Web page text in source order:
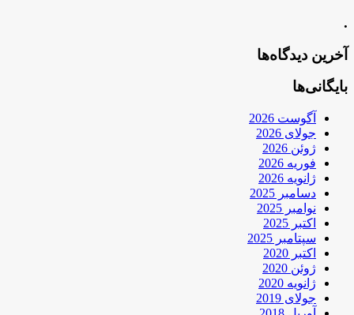
.
آخرین دیدگاه‌ها
بایگانی‌ها
آگوست 2026
جولای 2026
ژوئن 2026
فوریه 2026
ژانویه 2026
دسامبر 2025
نوامبر 2025
اکتبر 2025
سپتامبر 2025
اکتبر 2020
ژوئن 2020
ژانویه 2020
جولای 2019